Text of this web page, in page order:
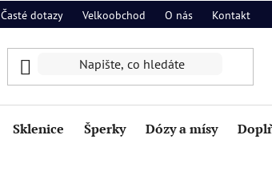
Časté dotazy Velkoobchod O nás Kontakt
Sklenice Šperky Dózy a mísy